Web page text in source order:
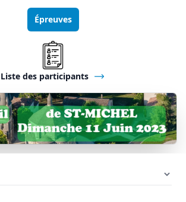
Épreuves
Liste des participants